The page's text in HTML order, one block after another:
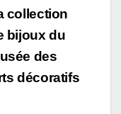
collection
bijoux du
des
décoratifs